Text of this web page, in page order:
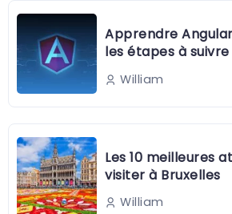
Apprendre
les étapes à suivre
William
Les 10 meilleures
visiter à Bruxelles
William